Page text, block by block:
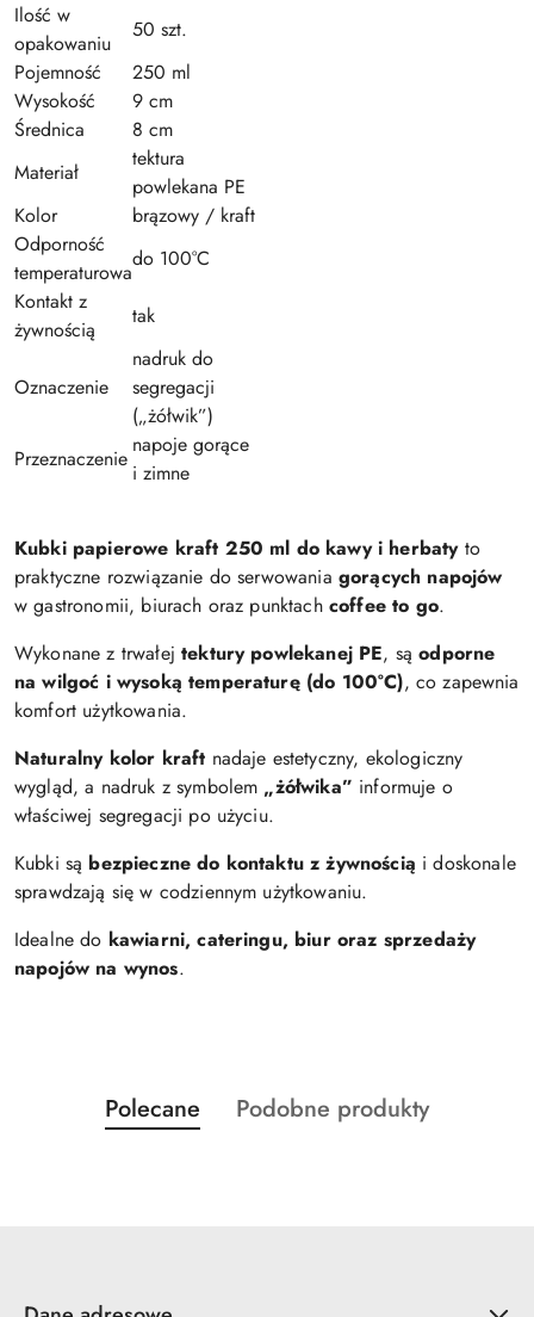
Ilość w
opakowaniu
50 szt.
Pojemność
250 ml
Wysokość
9 cm
Średnica
8 cm
Materiał
tektura
powlekana PE
Kolor
brązowy / kraft
Odporność
temperaturowa
do 100°C
Kontakt z
żywnością
tak
Oznaczenie
nadruk do
segregacji
(„żółwik”)
Przeznaczenie
napoje gorące
i zimne
Kubki papierowe kraft 250 ml do kawy i herbatyto
praktyczne rozwiązanie do serwowania gorących napojów
w gastronomii, biurach oraz punktach coffee to go.
Wykonane z trwałejtektury powlekanej PE, sąodporne
na wilgoć i wysoką temperaturę (do 100°C), co zapewnia
komfort użytkowania.
Naturalny kolor kraft nadaje estetyczny, ekologiczny
wygląd, a nadruk z symbolem „żółwika” informuje o
właściwej segregacji po użyciu.
Kubki są bezpieczne do kontaktu z żywnością i doskonale
sprawdzają się w codziennym użytkowaniu.
Idealne do kawiarni, cateringu, biur oraz sprzedaży
napojów na wynos.
Pomiń karuzelę produktów
Produkty
o
Polecane
Produkty
Podobne produkty